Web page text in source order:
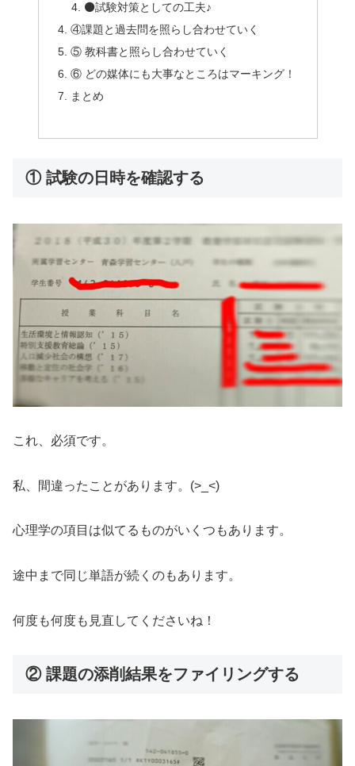
⚫試験対策としての工夫♪
④課題と過去問を照らし合わせていく
⑤ 教科書と照らし合わせていく
⑥ どの媒体にも大事なところはマーキング！
まとめ
① 試験の日時を確認する
これ、必須です。
私、間違ったことがあります。(>_<)
心理学の項目は似てるものがいくつもあります。
途中まで同じ単語が続くのもあります。
何度も何度も見直してくださいね！
② 課題の添削結果をファイリングする